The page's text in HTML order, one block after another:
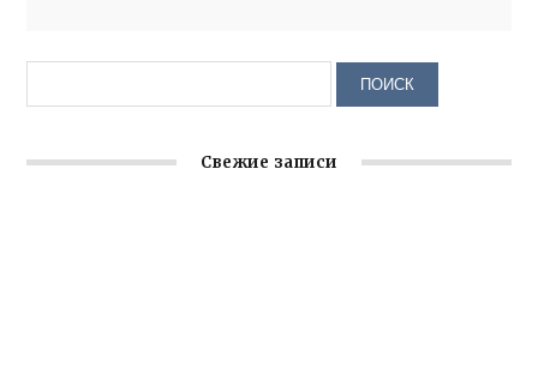
Свежие записи